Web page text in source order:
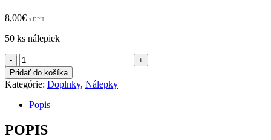
8,00€ s DPH
50 ks nálepiek
množstvo
FLUX
Eggshell
nálepky
Bricks
Purple
-
50
Pridať do košíka
Kategórie: Doplnky, Nálepky
Popis
POPIS